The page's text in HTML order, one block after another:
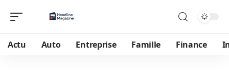
Actu Auto Entreprise Famille Finance